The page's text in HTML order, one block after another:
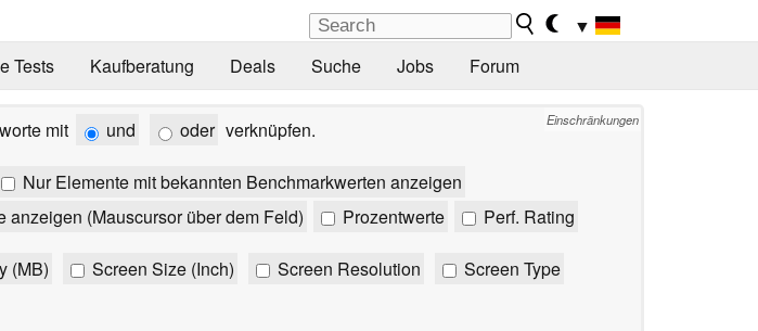
▼
Tests Kaufberatung Deals Suche Jobs Forum
Einschränkungen
mit und oder verknüpfen.
Nur Elemente mit bekannten Benchmarkwerten anzeigen
anzeigen (Mauscursor über dem Feld) Prozentwerte Perf. Rating
(MB) Screen Size (Inch) Screen Resolution
Screen Type